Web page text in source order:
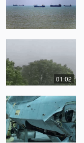
01:02